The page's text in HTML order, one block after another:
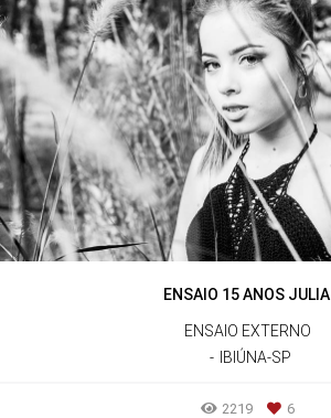
ENSAIO 15 ANOS JULIA
ENSAIO EXTERNO
IBIÚNA-SP
2219 6